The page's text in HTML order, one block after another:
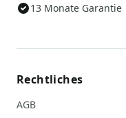
13 Monate Garantie
Rechtliches
AGB